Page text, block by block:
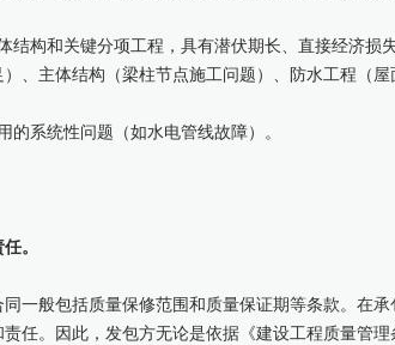
结构和关键分项工程，具有潜伏期长、直接经济
、主体结构（梁柱节点施工问题）、防水工程（屋
的系统性问题（如水电管线故障）。
。
一般包括质量保修范围和质量保证期等条款。在
任。因此，发包方无论是依据《建设工程质量管